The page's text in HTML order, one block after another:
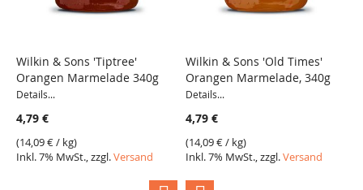
Wilkin & Sons 'Tiptree'
Orangen Marmelade 340g
Details...
4,79 €
(14,09 €/ kg)
Inkl. 7% MwSt., zzgl.Versand
Wilkin & Sons 'Old Times'
Orangen Marmelade, 340g
Details...
4,79 €
(14,09 €/ kg)
Inkl. 7% MwSt., zzgl.Versand